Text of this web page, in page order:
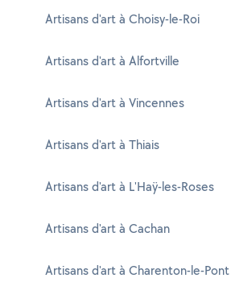
Artisans d'art à Choisy-le-Roi
Artisans d'art à Alfortville
Artisans d'art à Vincennes
Artisans d'art à Thiais
Artisans d'art à L'Haÿ-les-Roses
Artisans d'art à Cachan
Artisans d'art à Charenton-le-Pont